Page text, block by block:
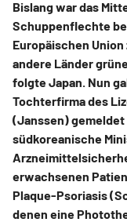
Bislang war das
Schuppenflechte
Europäischen
andere Länder
folgte Japan. Nun
Tochterfirma des
(Janssen) gemeldet
südkoreanische
erwachsenen
Plaque-Psoriasis
denen eine